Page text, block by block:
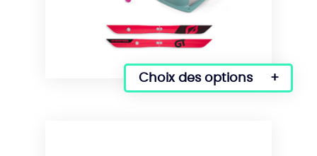
Choix des options